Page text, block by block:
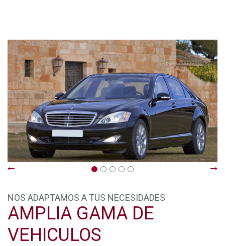
NOS ADAPTAMOS A TUS NECESIDADES
AMPLIA GAMA DE
VEHICULOS